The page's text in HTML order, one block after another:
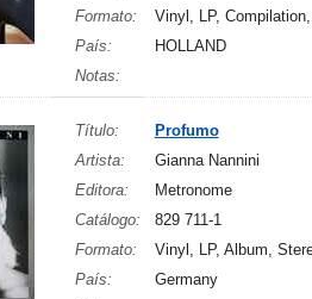
Formato:
Vinyl, LP,
País:
HOLLAND
Notas:
Título:
Profumo
Artista:
Gianna Nannini
Editora:
Metronome
Catálogo:
829 711-1
Formato:
Vinyl, LP, Album,
País:
Germany